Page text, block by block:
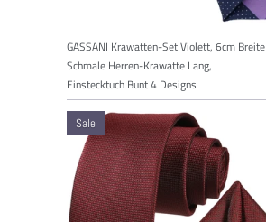
GASSANI Krawatten-Set Violett, 6cm Breite
Schmale Herren-Krawatte Lang,
Einstecktuch Bunt 4 Designs
Sale